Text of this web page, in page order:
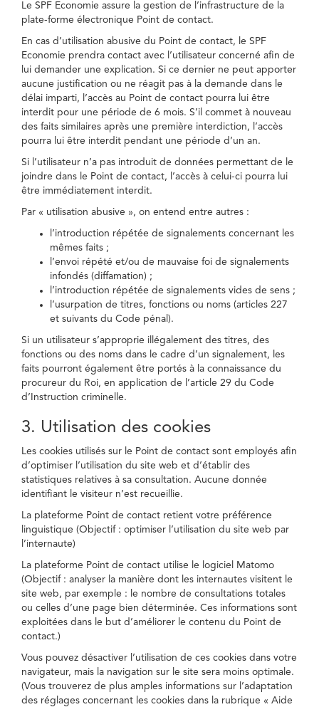
Le SPF Economie assure la gestion de l’infrastructure de la
plate-forme électronique Point de contact.
En cas d’utilisation abusive du Point de contact, le SPF
Economie prendra contact avec l’utilisateur concerné afin de
lui demander une explication. Si ce dernier ne peut apporter
aucune justification ou ne réagit pas à la demande dans le
délai imparti, l’accès au Point de contact pourra lui être
interdit pour une période de 6 mois. S’il commet à nouveau
des faits similaires après une première interdiction, l’accès
pourra lui être interdit pendant une période d’un an.
Si l’utilisateur n’a pas introduit de données permettant de le
joindre dans le Point de contact, l’accès à celui-ci pourra lui
être immédiatement interdit.
Par « utilisation abusive », on entend entre autres :
l’introduction répétée de signalements concernant les
mêmes faits ;
l’envoi répété et/ou de mauvaise foi de signalements
infondés (diffamation) ;
l’introduction répétée de signalements vides de sens ;
l’usurpation de titres, fonctions ou noms (articles 227
et suivants du Code pénal).
Si un utilisateur s’approprie illégalement des titres, des
fonctions ou des noms dans le cadre d’un signalement, les
faits pourront également être portés à la connaissance du
procureur du Roi, en application de l’article 29 du Code
d’Instruction criminelle.
3. Utilisation des cookies
Les cookies utilisés sur le Point de contact sont employés afin
d’optimiser l’utilisation du site web et d’établir des
statistiques relatives à sa consultation. Aucune donnée
identifiant le visiteur n’est recueillie.
La plateforme Point de contact retient votre préférence
linguistique (Objectif : optimiser l’utilisation du site web par
l’internaute)
La plateforme Point de contact utilise le logiciel Matomo
(Objectif : analyser la manière dont les internautes visitent le
site web, par exemple : le nombre de consultations totales
ou celles d’une page bien déterminée. Ces informations sont
exploitées dans le but d’améliorer le contenu du Point de
contact.)
Vous pouvez désactiver l’utilisation de ces cookies dans votre
navigateur, mais la navigation sur le site sera moins optimale.
(Vous trouverez de plus amples informations sur l’adaptation
des réglages concernant les cookies dans la rubrique « Aide